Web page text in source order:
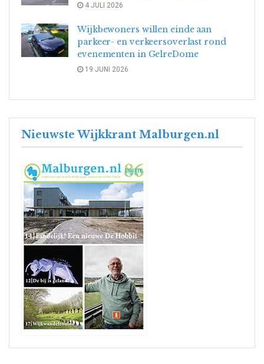
4 JULI 2026
Wijkbewoners willen einde aan
parkeer- en verkeersoverlast rond
evenementen in GelreDome
19 JUNI 2026
Nieuwste Wijkkrant Malburgen.nl